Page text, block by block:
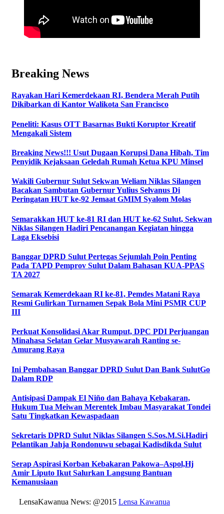
Breaking News
Rayakan Hari Kemerdekaan RI, Bendera Merah Putih
Dikibarkan di Kantor Walikota San Francisco
Peneliti: Kasus OTT Basarnas Bukti Koruptor Kreatif
Mengakali Sistem
Breaking News!!! Usut Dugaan Korupsi Dana Hibah, Tim
Penyidik Kejaksaan Geledah Rumah Ketua KPU Minsel
Wakili Gubernur Sulut Sekwan Weliam Niklas Silangen
Bacakan Sambutan Gubernur Yulius Selvanus Di
Peringatan HUT ke-92 Jemaat GMIM Syalom Molas
Semarakkan HUT ke-81 RI dan HUT ke-62 Sulut, Sekwan
Niklas Silangen Hadiri Pencanangan Kegiatan hingga
Laga Eksebisi
Banggar DPRD Sulut Pertegas Sejumlah Poin Penting
Pada TAPD Pemprov Sulut Dalam Bahasan KUA-PPAS
TA 2027
Semarak Kemerdekaan RI ke-81, Pemdes Matani Raya
Resmi Gulirkan Turnamen Sepak Bola Mini PSMR CUP
III
Perkuat Konsolidasi Akar Rumput, DPC PDI Perjuangan
Minahasa Selatan Gelar Musyawarah Ranting se-
Amurang Raya
Ini Pembahasan Banggar DPRD Sulut Dan Bank SulutGo
Dalam RDP
Antisipasi Dampak El Niño dan Bahaya Kebakaran,
Hukum Tua Meiwan Merentek Imbau Masyarakat Tondei
Satu Tingkatkan Kewaspadaan
Sekretaris DPRD Sulut Niklas Silangen S.Sos.M.Si.Hadiri
Pelantikan Jahja Rondonuwu sebagai Kadisdikda Sulut
Serap Aspirasi Korban Kebakaran Pakowa–Aspol,Hj
Amir Liputo Ikut Salurkan Langsung Bantuan
Kemanusiaan
LensaKawanua News: @2015 Lensa Kawanua